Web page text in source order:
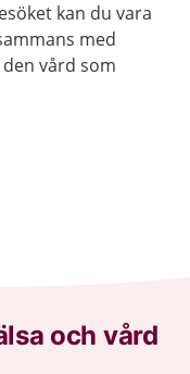
kan du vara
med
vård som
och vård